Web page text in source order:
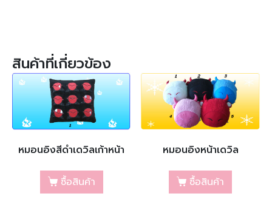
สินค้าที่เกี่ยวข้อง
หมอนอิงสีดำเดวิลเก้าหน้า
ซื้อสินค้า
หมอนอิงหน้าเดวิล
ซื้อสินค้า